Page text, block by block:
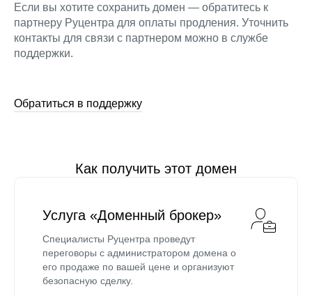
Если вы хотите сохранить домен — обратитесь к
партнеру Руцентра для оплаты продления. Уточнить
контакты для связи с партнером можно в службе
поддержки.
Обратиться в поддержку
Как получить этот домен
Услуга «Доменный брокер»
Специалисты Руцентра проведут
переговоры с администратором домена о
его продаже по вашей цене и организуют
безопасную сделку.